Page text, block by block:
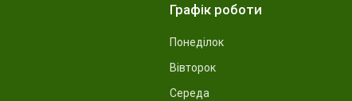
Графік роботи
Понеділок
Вівторок
Середа